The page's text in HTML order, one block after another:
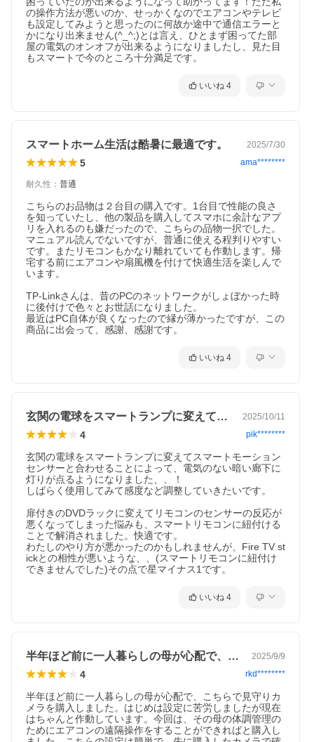
の操作方法が悪いのか、せっかくなのでエアコンやテレビ
も設定してみようと思ったのに何故か途中で通信エラーと
かになり出来ません(^_^;)とは言え、ひとまず困ってた部
屋の電気のオンオフが出来るようになりましたし、見た目
もスマートで今のところ十分満足です。
いいね 4
スマートホーム生活は酷暑に最適です。 2025/7/30
5 ama********
耐久性 ： 普通
こちらのお品物は２台目の購入です。1台目で性能の良さ
を知っていたし、他の製品を購入してスマホに余計なアプ
リを入れるのも嫌だったので、こちらの品物一択でした。
マニュアル読んでないですが、普通に使える程判りやすい
です。またリモコンもかなり離れていても作動します。帰
宅する前にエアコンや扇風機を付けて快適生活を楽しんで
います。
TP-Linkさんは、昔のPCのネットワークがしょぼかった時
に後付けで色々とお世話になりました。
最近はPC自体が良くなったので縁が薄かったですが、この
商品に出会って、感謝、感謝です。
いいね 4
玄関の電球をスマートランプに変えてスマ… 2025/10/11
4 pik********
玄関の電球をスマートランプに変えてスマートモーション
センサーと合わせることによって、電気のない暗い廊下に
灯りが点るようになりました、、！
しばらく使用してみて感度など調整していきたいです。
扉付きのDVDラックに変えてリモコンのセンサーの反応が
悪くなってしまった悩みも、スマートリモコンに紐付ける
ことで解消されました。快適です。
わたしのやり方が悪かったのかもしれませんが、Fire TV st
ickとの相性が悪いような、、(スマートリモコンに紐付け
できませんでした)その点で星マイナス1です。
いいね 4
半年ほど前に一人暮らしの母が心配で、こ… 2025/9/9
4 rkd********
半年ほど前に一人暮らしの母が心配で、こちらで見守りカ
メラを購入しました。はじめは設定に苦労しましたが現在
はちゃんと作動しています。今回は、その母の体調管理の
ためにエアコンの遠隔操作をすることができればと購入し